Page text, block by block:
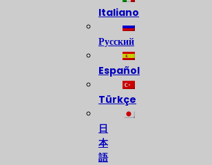
Italiano
Русский
Español
Türkçe
日
本
語